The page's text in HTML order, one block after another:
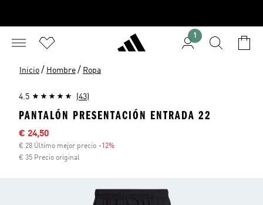
1
Inicio / Hombre / Ropa
4.5 (43)
PANTALÓN PRESENTACIÓN ENTRADA 22
Precio rebajado
€ 24,50
€ 28 Último mejor precio -12%
€ 35 Precio original